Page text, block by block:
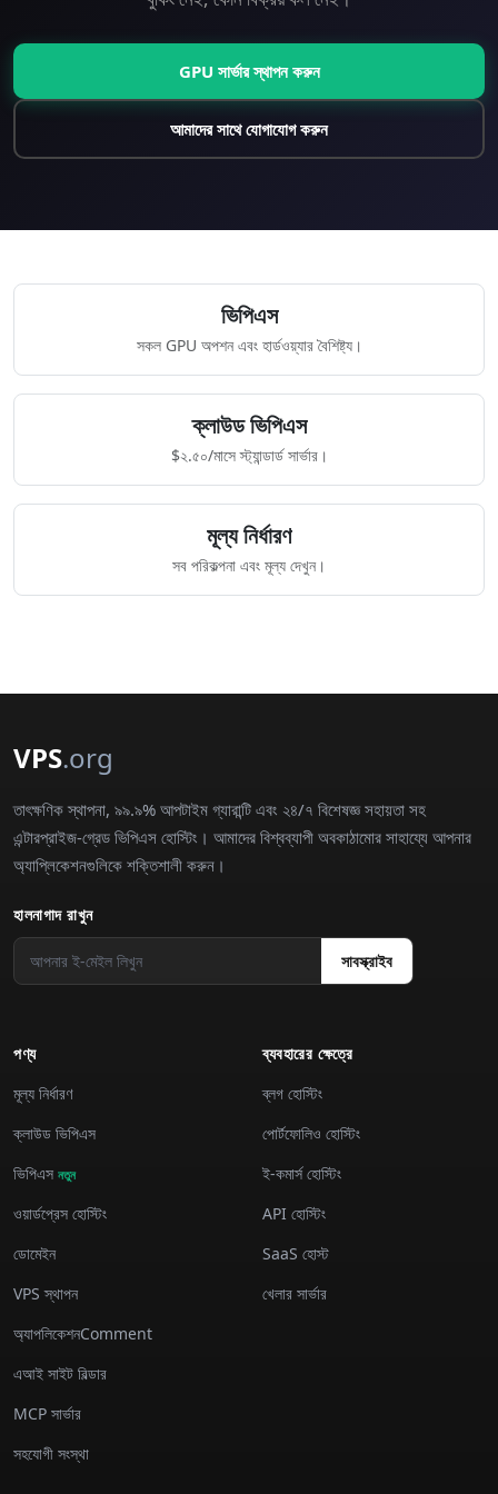
GPU সার্ভার স্থাপন করুন
আমাদের সাথে যোগাযোগ করুন
ভিপিএস
সকল GPU অপশন এবং হার্ডওয়্যার বৈশিষ্ট্য।
ক্লাউড ভিপিএস
$২.৫০/মাসে স্ট্যান্ডার্ড সার্ভার।
মূল্য নির্ধারণ
সব পরিকল্পনা এবং মূল্য দেখুন।
VPS.org
তাৎক্ষণিক স্থাপনা, ৯৯.৯% আপটাইম গ্যারান্টি এবং ২৪/৭ বিশেষজ্ঞ সহায়তা সহ
এন্টারপ্রাইজ-গ্রেড ভিপিএস হোস্টিং। আমাদের বিশ্বব্যাপী অবকাঠামোর সাহায্যে আপনার
অ্যাপ্লিকেশনগুলিকে শক্তিশালী করুন।
হালনাগাদ রাখুন
সাবস্ক্রাইব
পণ্য
মূল্য নির্ধারণ
ক্লাউড ভিপিএস
ভিপিএস নতুন
ওয়ার্ডপ্রেস হোস্টিং
ডোমেইন
VPS স্থাপন
অ্যাপলিকেশনComment
এআই সাইট বিল্ডার
MCP সার্ভার
সহযোগী সংস্থা
ব্যবহারের ক্ষেত্রে
ব্লগ হোস্টিং
পোর্টফোলিও হোস্টিং
ই-কমার্স হোস্টিং
API হোস্টিং
SaaS হোস্ট
খেলার সার্ভার